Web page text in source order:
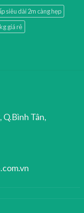
siêu dài 2m càng hẹp
giá rẻ
Tân,